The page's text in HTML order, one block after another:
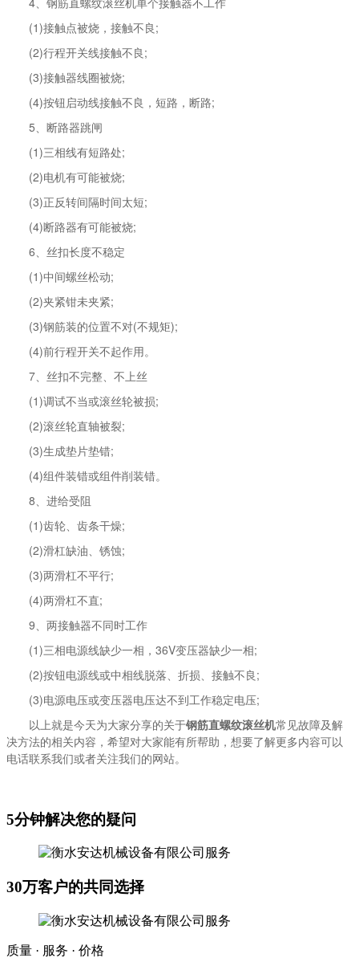
(1)接触点被烧，接触不良;
(2)行程开关线接触不良;
(3)接触器线圈被烧;
(4)按钮启动线接触不良，短路，断路;
5、断路器跳闸
(1)三相线有短路处;
(2)电机有可能被烧;
(3)正反转间隔时间太短;
(4)断路器有可能被烧;
6、丝扣长度不稳定
(1)中间螺丝松动;
(2)夹紧钳未夹紧;
(3)钢筋装的位置不对(不规矩);
(4)前行程开关不起作用。
7、丝扣不完整、不上丝
(1)调试不当或滚丝轮被损;
(2)滚丝轮直轴被裂;
(3)生成垫片垫错;
(4)组件装错或组件削装错。
8、进给受阻
(1)齿轮、齿条干燥;
(2)滑杠缺油、锈蚀;
(3)两滑杠不平行;
(4)两滑杠不直;
9、两接触器不同时工作
(1)三相电源线缺少一相，36V变压器缺少一相;
(2)按钮电源线或中相线脱落、折损、接触不良;
(3)电源电压或变压器电压达不到工作稳定电压;
以上就是今天为大家分享的关于钢筋直螺纹滚丝机常见故障及解
决方法的相关内容，希望对大家能有所帮助，想要了解更多内容可以
电话联系我们或者关注我们的网站。
5分钟解决您的疑问
30万客户的共同选择
质量 · 服务 · 价格